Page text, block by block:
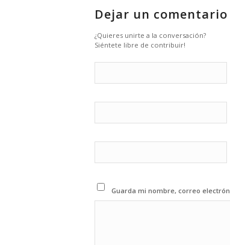
Dejar un comentario
¿Quieres unirte a la conversación?
Siéntete libre de contribuir!
Guarda mi nombre, correo